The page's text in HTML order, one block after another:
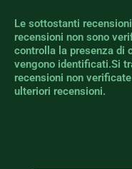
Le sottostanti
recensioni non sono
controlla la presenza di
vengono identificati.Si
recensioni non
ulteriori recensioni.